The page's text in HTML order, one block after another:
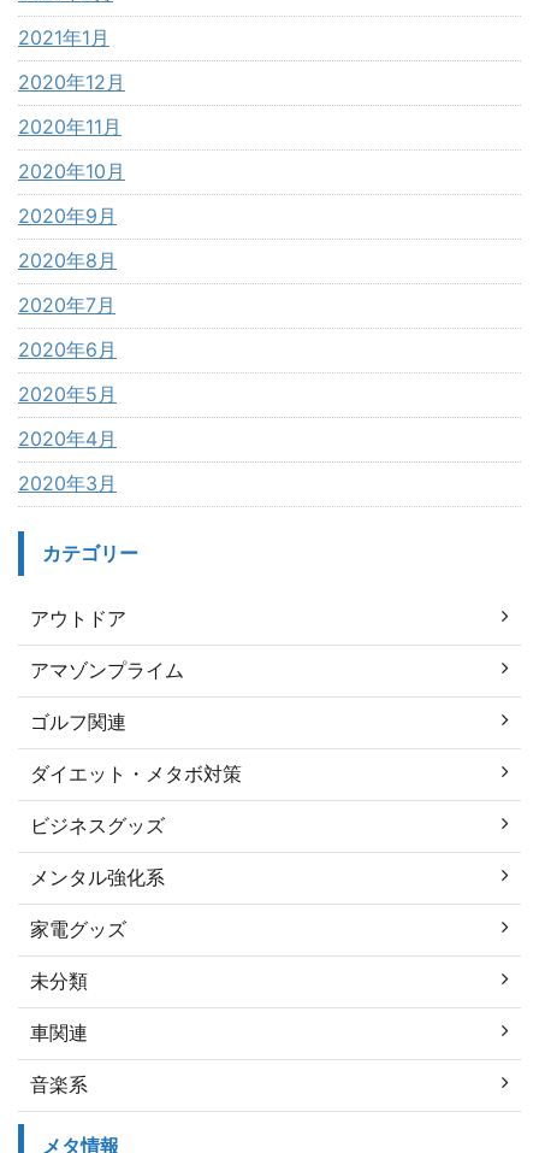
2021年1月
2020年12月
2020年11月
2020年10月
2020年9月
2020年8月
2020年7月
2020年6月
2020年5月
2020年4月
2020年3月
カテゴリー
アウトドア
アマゾンプライム
ゴルフ関連
ダイエット・メタボ対策
ビジネスグッズ
メンタル強化系
家電グッズ
未分類
車関連
音楽系
メタ情報